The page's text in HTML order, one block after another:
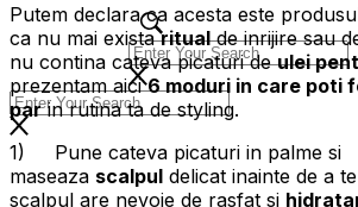
Putem declara ca acesta este
ca nu mai existaritualde inrijire sau
nu contina cateva picaturi deulei
prezentam aici6 moduri in care poti
parin rutina ta de styling.
1) Pune cateva picaturi in palme si
maseaza scalpul delicat inainte de a
scalpul are nevoie de rasfat si